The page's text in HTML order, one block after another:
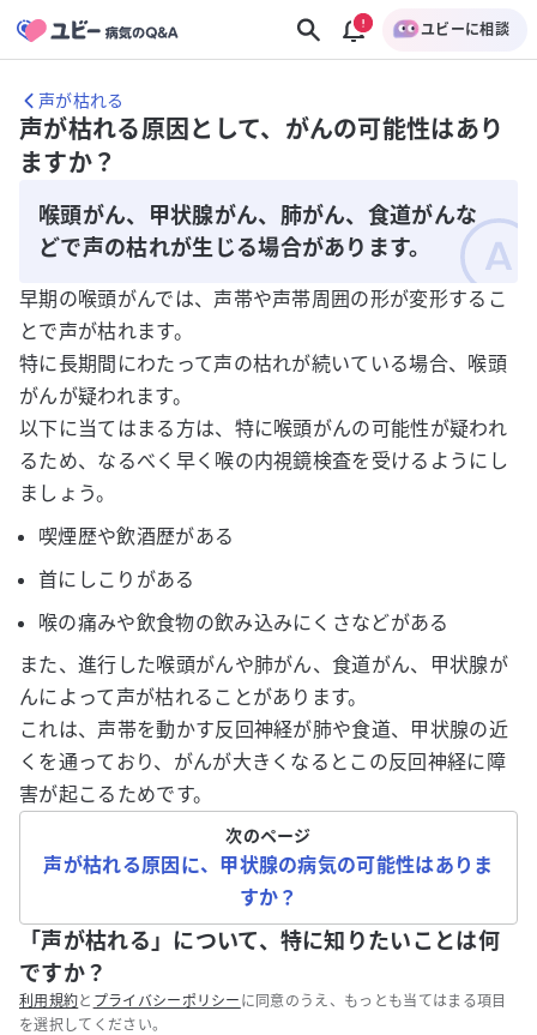
ユビーに相談
声が枯れる
声が枯れる原因として、がんの可能性はあり
ますか？
喉頭がん、甲状腺がん、肺がん、食道がんな
どで声の枯れが生じる場合があります。
早期の喉頭がんでは、声帯や声帯周囲の形が変形するこ
とで声が枯れます。
特に長期間にわたって声の枯れが続いている場合、喉頭
がんが疑われます。
以下に当てはまる方は、特に喉頭がんの可能性が疑われ
るため、なるべく早く喉の内視鏡検査を受けるようにし
ましょう。
喫煙歴や飲酒歴がある
首にしこりがある
喉の痛みや飲食物の飲み込みにくさなどがある
また、進行した喉頭がんや肺がん、食道がん、甲状腺が
んによって声が枯れることがあります。
これは、声帯を動かす反回神経が肺や食道、甲状腺の近
くを通っており、がんが大きくなるとこの反回神経に障
害が起こるためです。
次のページ
声が枯れる原因に、甲状腺の病気の可能性はありま
すか？
「声が枯れる」について、特に知りたいことは何
ですか？
利用規約と プライバシーポリシー に同意のうえ、もっとも当てはまる項目
を選択してください。